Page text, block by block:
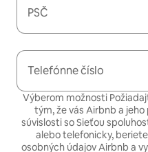
PSČ
Telefónne číslo
Výberom možnosti
tým, že vás Airbnb a
súvislosti so Sieťou
alebo telefonicky,
osobných údajovAirbnb a